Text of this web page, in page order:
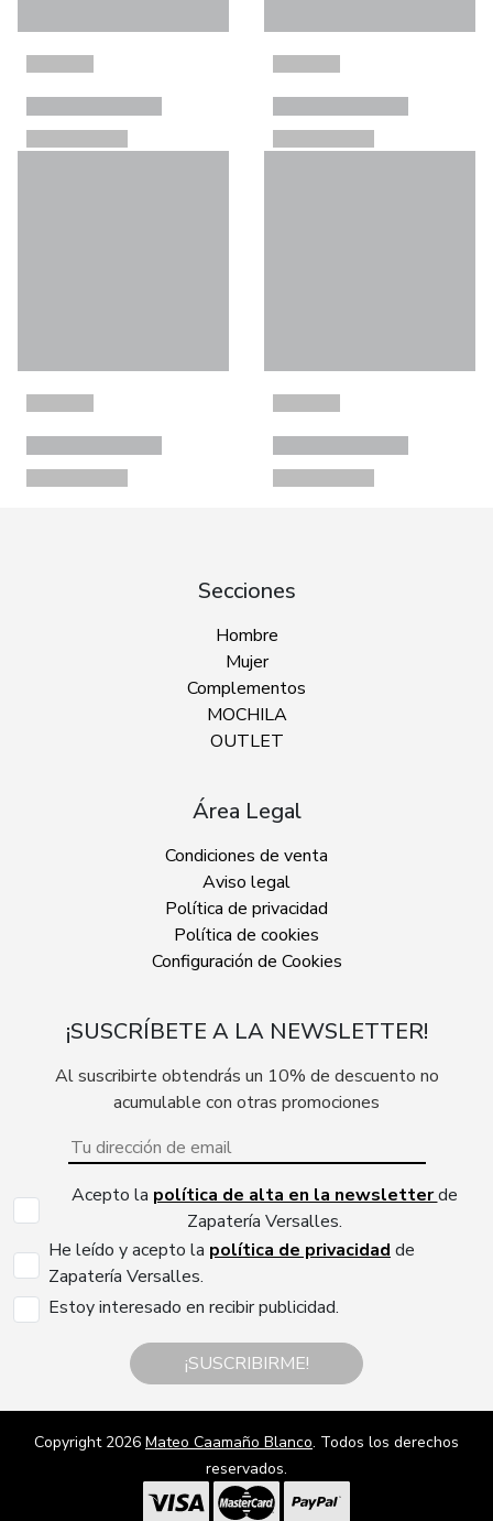
Secciones
Hombre
Mujer
Complementos
MOCHILA
OUTLET
Área Legal
Condiciones de venta
Aviso legal
Política de privacidad
Política de cookies
Configuración de Cookies
¡SUSCRÍBETE A LA NEWSLETTER!
Al suscribirte obtendrás un 10% de descuento no
acumulable con otras promociones
Acepto la política de alta en la newsletterde
Zapatería Versalles.
He leído y acepto la política de privacidad de
Zapatería Versalles.
Estoy interesado en recibir publicidad.
¡SUSCRIBIRME!
Copyright 2026 Mateo Caamaño Blanco. Todos los derechos
reservados.